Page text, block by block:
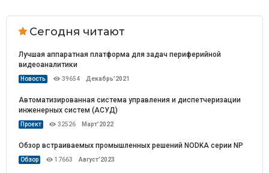
Сегодня читают
Лучшая аппаратная платформа для задач периферийной
видеоаналитики
Новость 39654 Декабрь’2021
Автоматизированная система управления и диспетчеризации
инженерных систем (АСУД)
Проект 32526 Март’2022
Обзор встраиваемых промышленных решений NODKA серии NP
Обзор 17663 Август’2023